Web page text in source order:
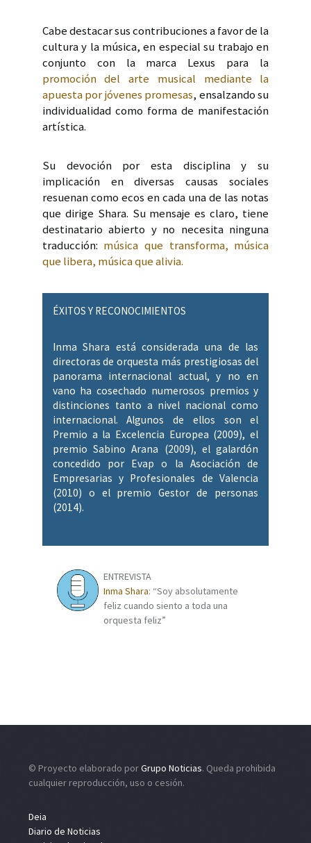
Cabe destacar sus contribuciones a favor de la
cultura y la música, en especial su trabajo en
conjunto con la marca Lexus para la
promoción del arte musical mediante la
apuesta por jóvenes promesas, ensalzando su
individualidad como forma de manifestación
artística.
Su devoción por esta disciplina y su
implicación en diversas causas sociales
resuenan como ecos en cada una de las notas
que dirige Shara. Su mensaje es claro, tiene
destinatario abierto y no necesita ninguna
traducción: música que transforma, música
que libera, música que alivia.
ÉXITOS Y RECONOCIMIENTOS
Inma Shara está considerada una de las
directoras de orquesta más prestigiosas del
panorama internacional actual, y no en
vano ha cosechado numerosos premios y
distinciones tanto a nivel nacional como
internacional. Algunos de ellos son el
Premio a la Excelencia Europea (2009), el
premio Sabino Arana (2009), el galardón
concedido por Evap o la Asociación de
Empresarias y Profesionales de Valencia
(2010) o el premio Gestor de personas
(2014).
ENTREVISTA
Inma Shara: “Soy absolutamente
feliz cuando siento a toda una
orquesta feliz”
© Proyecto elaborado porGrupo Noticias. Queda prohibida
cualquier reproducción, uso o cesión.
Deia
Diario de Noticias